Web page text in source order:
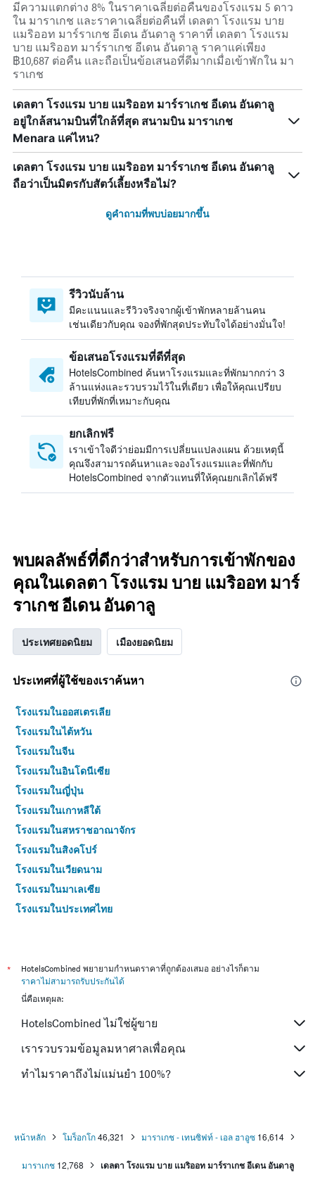
มีความแตกต่าง 8% ในราคาเฉลี่ยต่อคืนของโรงแรม 5 ดาว
ใน มาราเกช และราคาเฉลี่ยต่อคืนที่ เดลตา โรงแรม บาย
แมริออท มาร์ราเกช อีเดน อันดาลู ราคาที่ เดลตา โรงแรม
บาย แมริออท มาร์ราเกช อีเดน อันดาลู ราคาแค่เพียง
฿10,687 ต่อคืน และถือเป็นข้อเสนอที่ดีมากเมื่อเข้าพักใน มา
ราเกช
เดลตา โรงแรม บาย แมริออท มาร์ราเกช อีเดน อันดาลู
อยู่ใกล้สนามบินที่ใกล้ที่สุด สนามบิน มาราเกช
Menara แค่ไหน?
เดลตา โรงแรม บาย แมริออท มาร์ราเกช อีเดน อันดาลู
ถือว่าเป็นมิตรกับสัตว์เลี้ยงหรือไม่?
ดูคำถามที่พบบ่อยมากขึ้น
รีวิวนับล้าน
มีคะแนนและรีวิวจริงจากผู้เข้าพักหลายล้านคน
เช่นเดียวกับคุณ จองที่พักสุดประทับใจได้อย่างมั่นใจ!
ข้อเสนอโรงแรมที่ดีที่สุด
HotelsCombined ค้นหาโรงแรมและที่พักมากกว่า 3
ล้านแห่งและรวบรวมไว้ในที่เดียว เพื่อให้คุณเปรียบ
เทียบที่พักที่เหมาะกับคุณ
ยกเลิกฟรี
เราเข้าใจดีว่าย่อมมีการเปลี่ยนแปลงแผน ด้วยเหตุนี้
คุณจึงสามารถค้นหาและจองโรงแรมและที่พักกับ
HotelsCombined จากตัวแทนที่ให้คุณยกเลิกได้ฟรี
พบผลลัพธ์ที่ดีกว่าสำหรับการเข้าพักของ
คุณในเดลตา โรงแรม บาย แมริออท มาร์
ราเกช อีเดน อันดาลู
ประเทศยอดนิยม เมืองยอดนิยม
ประเทศที่ผู้ใช้ของเราค้นหา
โรงแรมในออสเตรเลีย
โรงแรมในไต้หวัน
โรงแรมในจีน
โรงแรมในอินโดนีเซีย
โรงแรมในญี่ปุ่น
โรงแรมในเกาหลีใต้
โรงแรมในสหราชอาณาจักร
โรงแรมในสิงคโปร์
โรงแรมในเวียดนาม
โรงแรมในมาเลเซีย
โรงแรมในประเทศไทย
*
HotelsCombined พยายามกำหนดราคาที่ถูกต้องเสมอ อย่างไรก็ตาม
ราคาไม่สามารถรับประกันได้
นี่คือเหตุผล:
HotelsCombined ไม่ใช่ผู้ขาย
เรารวบรวมข้อมูลมหาศาลเพื่อคุณ
ทำไมราคาถึงไม่แม่นยำ 100%?
หน้าหลัก โมร็อกโก46,321 มาราเกช - เทนซิฟท์ - เอล ฮาอูซ 16,614
มาราเกช 12,768 เดลตา โรงแรม บาย แมริออท มาร์ราเกช อีเดน อันดาลู